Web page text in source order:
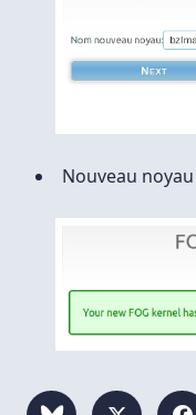
Nouveau